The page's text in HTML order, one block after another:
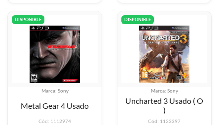
DISPONIBLE
Marca: Sony
Metal Gear 4 Usado
Cód: 1112974
DISPONIBLE
Marca: Sony
Uncharted 3 Usado ( O
)
Cód: 1123397